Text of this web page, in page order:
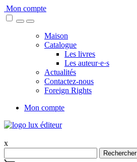
Skip
to
Mon compte
Maison
Catalogue
Les livres
Les auteur·e·s
Actualités
Contactez-nous
Foreign Rights
Mon compte
x
Rechercher